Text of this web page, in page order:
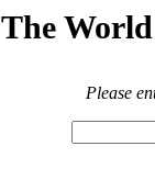
The
Please